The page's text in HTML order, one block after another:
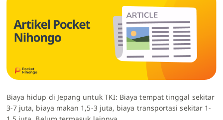
Biaya hidup di Jepang untuk TKI: Biaya tempat tinggal sekitar
3-7 juta, biaya makan 1,5-3 juta, biaya transportasi sekitar 1-